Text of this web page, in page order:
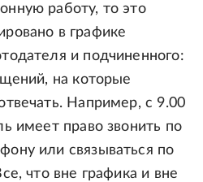
работу, то это
в графике
и подчиненного:
на которые
Например, с 9.00
имеет право звонить по
или связываться по
что вне графика и вне